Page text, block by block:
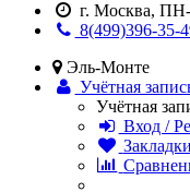
г. Москва,
8(499)396-35-
Эль-Монте
Учётная
Учётная
Вход /